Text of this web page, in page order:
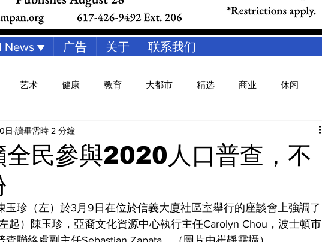
News ▼ 广告 关于 联系我们
艺术 健康 教育 大都市 精选 商业 休闲
全民參與2020人口普查，不
日 讀畢需時 2 分鐘
玉珍（左）於3月9日在位於信義大廈社區室舉行的座談會上強調了
起）陳玉珍，亞裔文化資源中心執行主任Carolyn Chou，波士頓市